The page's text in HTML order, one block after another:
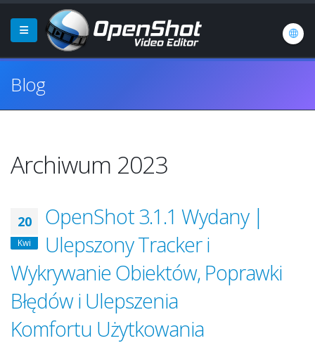
Blog
Archiwum 2023
20
Kwi
OpenShot 3.1.1 Wydany |
Ulepszony Tracker i
Wykrywanie Obiektów, Poprawki
Błędów i Ulepszenia
Komfortu Użytkowania